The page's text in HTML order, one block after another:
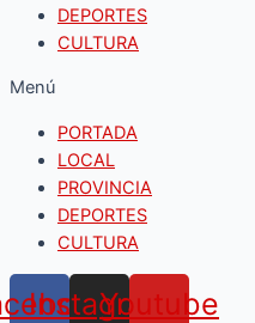
DEPORTES
CULTURA
Menú
PORTADA
LOCAL
PROVINCIA
DEPORTES
CULTURA
Instagram
Youtube